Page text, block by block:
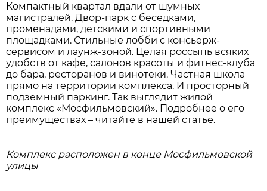
Компактный квартал вдали от шумных
магистралей. Двор-парк с беседками,
променадами, детскими и спортивными
площадками. Стильные лобби с консьерж-
сервисом и лаунж-зоной. Целая россыпь всяких
удобств от кафе, салонов красоты и фитнес-клуба
до бара, ресторанов и винотеки. Частная школа
прямо на территории комплекса. И просторный
подземный паркинг. Так выглядит жилой
комплекс «Мосфильмовский». Подробнее о его
преимуществах – читайте в нашей статье.
Комплекс расположен в конце Мосфильмовской
улицы